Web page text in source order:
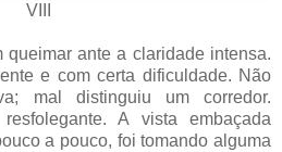
VIII
ante a claridade intensa.
e com certa dificuldade. Não
mal distinguiu um corredor.
A vista embaçada
a pouco, foi tomando alguma